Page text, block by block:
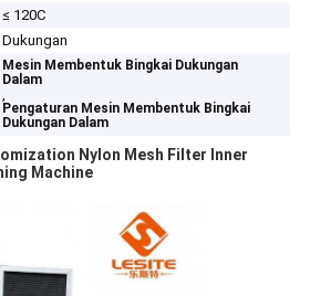
≤ 120C
Dukungan
Mesin Membentuk Bingkai Dukungan
Dalam
,
Pengaturan Mesin Membentuk Bingkai
Dukungan Dalam
Nylon Mesh Filter Inner
Machine